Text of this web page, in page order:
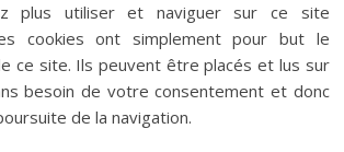
plus utiliser et naviguer sur ce site
cookies ont simplement pour but le
ce site. Ils peuvent être placés et lus sur
besoin de votre consentement et donc
de la navigation.